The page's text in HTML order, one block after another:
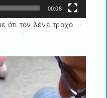
00:08
ότι τον λένε τροχό